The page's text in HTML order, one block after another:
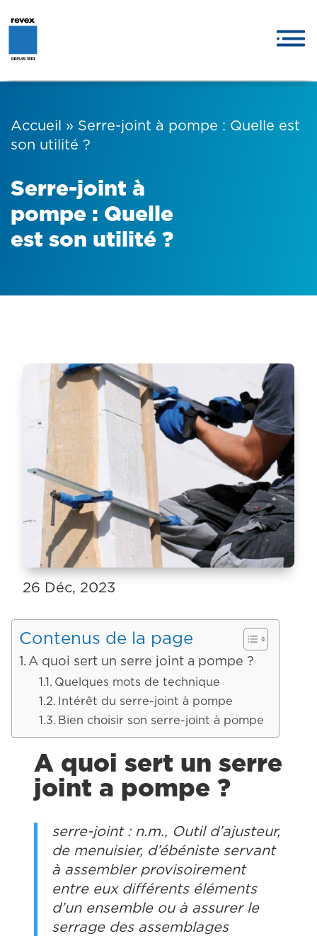
Accueil » Serre-joint à pompe : Quelle est
son utilité ?
Serre-joint à
pompe : Quelle
est son utilité ?
26 Déc, 2023
Contenus de la page
A quoi sert un serre joint a pompe ?
Quelques mots de technique
Intérêt du serre-joint à pompe
Bien choisir son serre-joint à pompe
A quoi sert un serre
joint a pompe ?
serre-joint : n.m., Outil d’ajusteur,
de menuisier, d’ébéniste servant
à assembler provisoirement
entre eux différents éléments
d’un ensemble ou à assurer le
serrage des assemblages